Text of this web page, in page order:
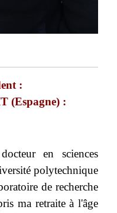
:
(Espagne) :
en sciences
polytechnique
de recherche
ma retraite à l'âge